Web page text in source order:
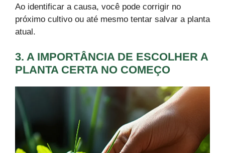
Ao identificar a causa, você pode corrigir no
próximo cultivo ou até mesmo tentar salvar a planta
atual.
3. A IMPORTÂNCIA DE ESCOLHER A
PLANTA CERTA NO COMEÇO